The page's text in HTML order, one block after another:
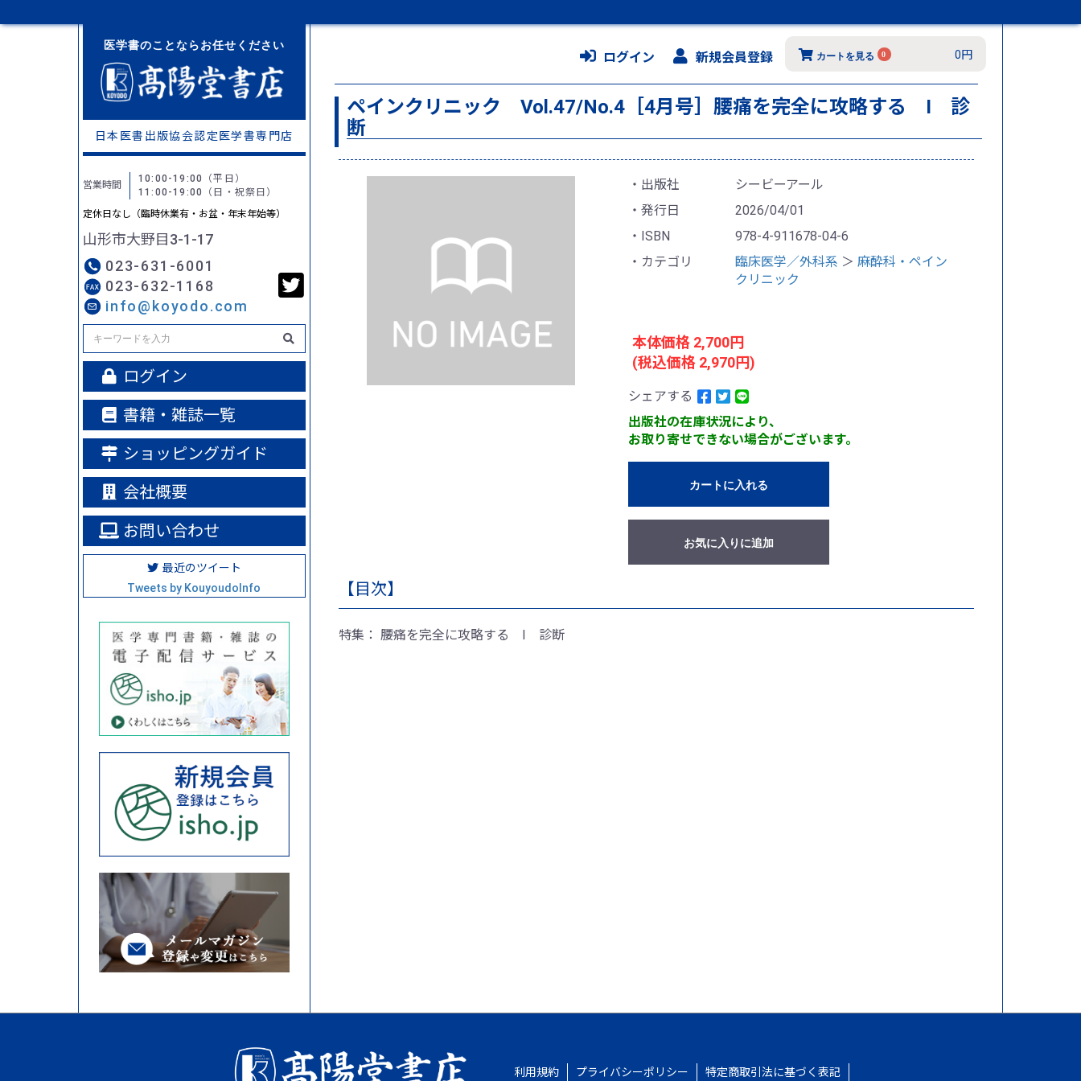
医学書のことならお任せください
日本医書出版協会認定医学書専門店
営業時間
10:00-19:00
（平日）
11:00-19:00
（日・祝祭日）
定休日なし（臨時休業有・お盆・年末年始等）
山形市大野目3-1-17
023-631-6001
023-632-1168
info@koyodo.com
ログイン
書籍・雑誌一覧
ショッピングガイド
会社概要
お問い合わせ
最近のツイート
Tweets by KouyoudoInfo
ログイン 新規会員登録 カートを見る 0 0円
ペインクリニック Vol.47/No.4［4月号］腰痛を完全に攻略する I 診
断
出版社
シービーアール
発行日
2026/04/01
ISBN
978-4-911678-04-6
カテゴリ
臨床医学／外科系 ＞ 麻酔科・ペイン
クリニック
本体価格 2,700円
(税込価格 2,970円)
シェアする
出版社の在庫状況により、
お取り寄せできない場合がございます。
カートに入れる
お気に入りに追加
【目次】
特集： 腰痛を完全に攻略する I 診断
利用規約 プライバシーポリシー 特定商取引法に基づく表記